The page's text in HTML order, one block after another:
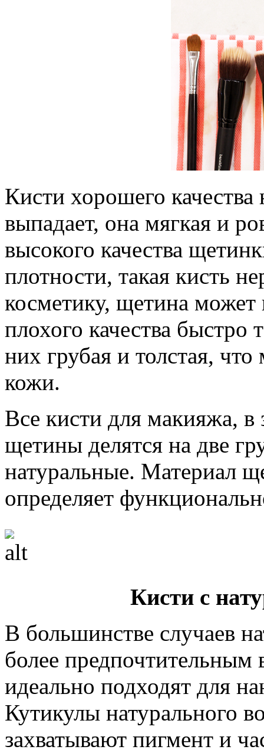
Кисти хорошего
выпадает, она мягкая и
высокого качества
плотности, такая кисть
косметику, щетина может
плохого качества
них грубая и толстая,
кожи.
Все кисти для макияжа, в
щетины делятся на две
натуральные. Материал
определяет
Кисти с
В большинстве случаев
более предпочтительным
идеально подходят для
Кутикулы натурального
захватывают пигмент и